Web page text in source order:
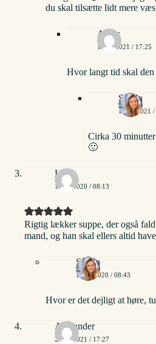
du skal tilsætte lidt mere
Amor
17/04/2021 / 17:25
Hvor langt tid skal den
Stinna
18/04/2021 /
Cirka 30
🙂
Lise
12/01/2020 / 08:13
Rigtig lækker suppe, der også
mand, og han skal ellers altid
Stinna
12/01/2020 / 08:43
Hvor er det dejligt at høre,
Alexander
22/06/2021 / 17:27